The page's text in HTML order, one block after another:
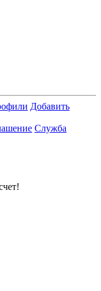
Добавить
Служба